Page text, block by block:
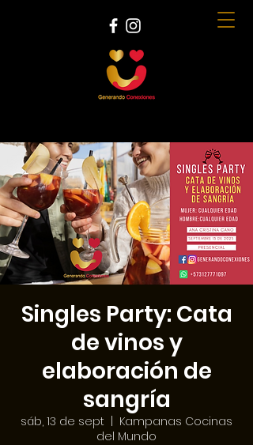
Singles Party: Cata
de vinos y
elaboración de
sangría
sáb, 13 de sept
Kampanas Cocinas
del Mundo